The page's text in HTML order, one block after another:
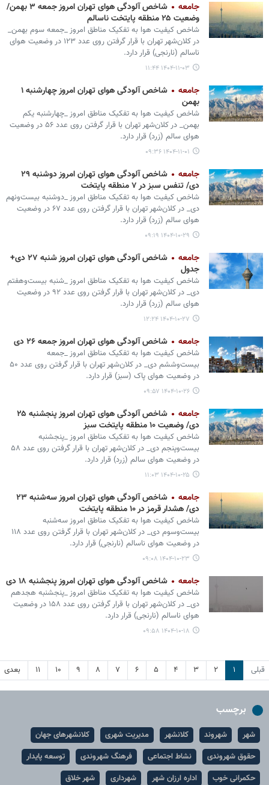
جامعه
شاخص آلودگی هوای تهران امروز جمعه ۳ بهمن/
وضعیت ۲۵ منطقه پایتخت ناسالم
شاخص کیفیت هوا به تفکیک مناطق امروز _جمعه سوم بهمن‌_
در کلان‌شهر تهران با قرار گرفتن روی عدد ۱۲۳ در وضعیت هوای
ناسالم (نارنجی) قرار دارد.
۱۴۰۴-۱۱-۰۳ ۱۱:۴۴
جامعه
شاخص آلودگی هوای تهران امروز چهارشنبه ۱
بهمن
شاخص کیفیت هوا به تفکیک مناطق امروز _چهارشنبه یکم
بهمن‌_ در کلان‌شهر تهران با قرار گرفتن روی عدد ۵۶ در وضعیت
هوای سالم (زرد) قرار دارد.
۱۴۰۴-۱۱-۰۱ ۰۹:۳۶
جامعه
شاخص آلودگی هوای تهران امروز دوشنبه ۲۹
دی/ تنفس سبز در ۷ منطقه پایتخت
شاخص کیفیت هوا به تفکیک مناطق امروز _دوشنبه بیست‌ونهم
دی_ در کلان‌شهر تهران با قرار گرفتن روی عدد ۶۷ در وضعیت
هوای سالم (زرد) قرار دارد.
۱۴۰۴-۱۰-۲۹ ۰۹:۱۹
جامعه
شاخص آلودگی هوای تهران امروز شنبه ۲۷ دی+
جدول
شاخص کیفیت هوا به تفکیک مناطق امروز _شنبه بیست‌وهفتم
دی_ در کلان‌شهر تهران با قرار گرفتن روی عدد ۹۲ در وضعیت
هوای سالم (زرد) قرار دارد.
۱۴۰۴-۱۰-۲۷ ۱۲:۲۴
جامعه شاخص آلودگی هوای تهران امروز جمعه ۲۶ دی
شاخص کیفیت هوا به تفکیک مناطق امروز _جمعه
بیست‌وششم دی_ در کلان‌شهر تهران با قرار گرفتن روی عدد ۵۰
در وضعیت هوای پاک (سبز) قرار دارد.
۱۴۰۴-۱۰-۲۶ ۰۹:۵۷
جامعه
شاخص آلودگی هوای تهران امروز پنجشنبه ۲۵
دی/ وضعیت ۱۰ منطقه پایتخت سبز
شاخص کیفیت هوا به تفکیک مناطق امروز _پنجشنبه
بیست‌وپنجم دی_ در کلان‌شهر تهران با قرار گرفتن روی عدد ۵۸
در وضعیت هوای سالم (زرد) قرار دارد.
۱۴۰۴-۱۰-۲۵ ۱۱:۰۳
جامعه
شاخص آلودگی هوای تهران امروز سه‌شنبه ۲۳
دی/ هشدار قرمز در ۱۰ منطقه پایتخت
شاخص کیفیت هوا به تفکیک مناطق امروز سه‌شنبه
بیست‌وسوم دی_ در کلان‌شهر تهران با قرار گرفتن روی عدد ۱۱۸
در وضعیت هوای ناسالم (نارنجی) قرار دارد.
۱۴۰۴-۱۰-۲۳ ۰۹:۰۸
جامعه شاخص آلودگی هوای تهران امروز پنجشنبه ۱۸ دی
شاخص کیفیت هوا به تفکیک مناطق امروز _پنجشنبه هجدهم
دی_ در کلان‌شهر تهران با قرار گرفتن روی عدد ۱۵۸ در وضعیت
هوای ناسالم (نارنجی) قرار دارد.
۱۴۰۴-۱۰-۱۸ ۰۹:۵۸
قبلی ۱ ۲ ۳ ۴ ۵ ۶ ۷ ۸ ۹ ۱۰ ۱۱ بعدی
برچسب
شهر شهروند کلانشهر مدیریت شهری
کلانشهرهای جهان
حقوق شهروندی
نشاط اجتماعی فرهنگ شهروندی
توسعه پایدار
حکمرانی خوب
اداره ارزان شهر شهرداری شهر خلاق